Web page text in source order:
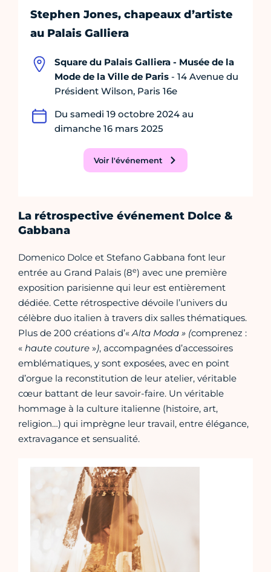
Stephen Jones, chapeaux d’artiste
au Palais Galliera
Square du Palais Galliera - Musée de la
Mode de la Ville de Paris - 14 Avenue du
Président Wilson, Paris 16e
Du samedi 19 octobre 2024 au
dimanche 16 mars 2025
Voir l'événement
La rétrospective événement Dolce &
Gabbana
Domenico Dolce et Stefano Gabbana font leur
entrée au Grand Palais (8e) avec une première
exposition parisienne qui leur est entièrement
dédiée. Cette rétrospective dévoile l’univers du
célèbre duo italien à travers dix salles thématiques.
Plus de 200 créations d’«Alta Moda » (comprenez :
« haute couture »), accompagnées d’accessoires
emblématiques, y sont exposées, avec en point
d’orgue la reconstitution de leur atelier, véritable
cœur battant de leur savoir-faire. Un véritable
hommage à la culture italienne (histoire, art,
religion…) qui imprègne leur travail, entre élégance,
extravagance et sensualité.